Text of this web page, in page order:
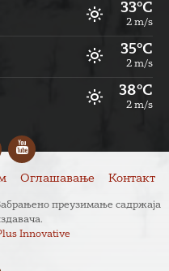
33°C
2 m/s
35°C
2 m/s
38°C
2 m/s
YouTube
Оглашавање Контакт
преузимање садржаја
Innovative